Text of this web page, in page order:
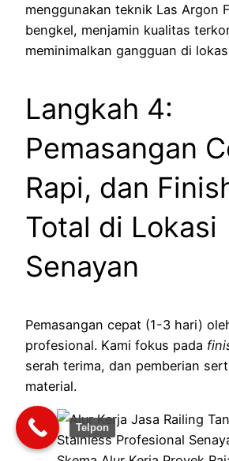
menggunakan teknik Las Argon
bengkel, menjamin kualitas
meminimalkan gangguan di
Langkah 4:
Pemasangan
Rapi, dan
Total di Lokasi
Senayan
Pemasangan cepat (1-3 hari)
profesional. Kami fokus pada
serah terima, dan pemberian
material.
Telpon